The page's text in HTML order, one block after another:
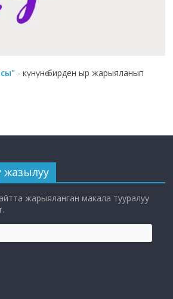
- күнүнө бирден ыр жарыяланып
жазылуу
сайтта жарыяланган макала тууралуу